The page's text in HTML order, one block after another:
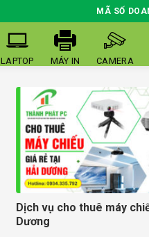
MÃ SỐ
LAPTOP MÁY IN CAMERA
Dịch vụ cho thuê máy
Dương